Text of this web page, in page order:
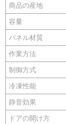
商品の産地
容量
パネル材質
作業方法
制御方式
冷凍性能
静音効果
ドアの開け方